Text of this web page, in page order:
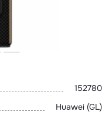
152780
Huawei (GL)